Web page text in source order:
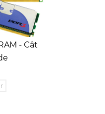
- Cât